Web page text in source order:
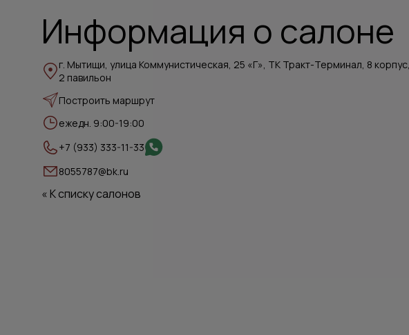
Информация о салоне
г. Мытищи, улица Коммунистическая, 25 «Г», ТК Тракт-Терминал, 8 корпус,
2 павильон
Построить маршрут
ежедн. 9:00-19:00
+7 (933) 333-11-33
8055787@bk.ru
« К списку салонов